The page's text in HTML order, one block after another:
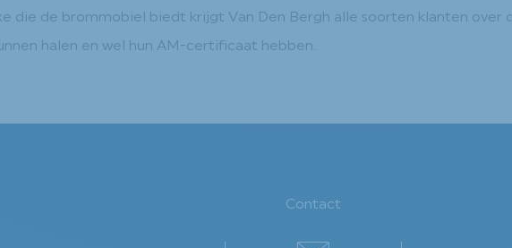
die de brommobiel biedt krijgt Van Den Bergh alle soorten klanten over
halen en wel hun AM-certificaat hebben.
Contact